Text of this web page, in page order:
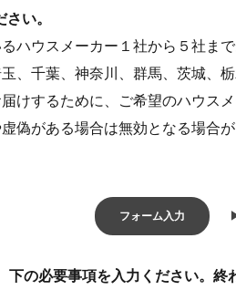
い。
ハウスメーカー１社から５社まで
、千葉、神奈川、群馬、茨城、
けするために、ご希望のハウス
偽がある場合は無効となる場合
フォーム入力
下の必要事項を入力ください。終